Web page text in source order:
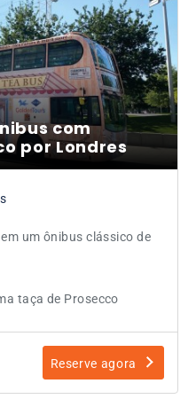
com
por Londres
um ônibus clássico de
taça de Prosecco
Reserve agora